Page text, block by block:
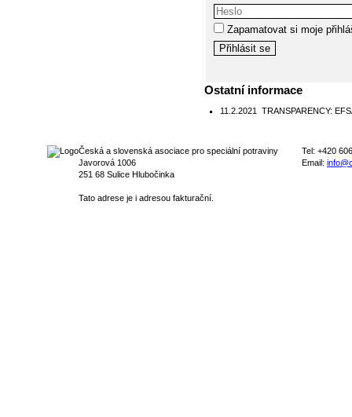
Zapamatovat si moje
Ostatní informace
11.2.2021 TRANSPARENCY:
Česká a slovenská asociace pro speciální potraviny
Javorová 1006
251 68 Sulice Hlubočinka
Tato adrese je i adresou fakturační.
Tel: +420
Email: